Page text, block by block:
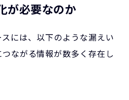
が必要なのか
には、以下のような漏えい
ながる情報が数多く存在し